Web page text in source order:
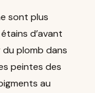
sont plus
d’avant
plomb dans
peintes des
au